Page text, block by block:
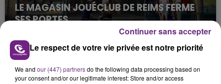
LE MAGASIN JOUÉCLUB DE REIMS FERME
SES PORTES
C'était l'une des institutions du centre-ville
rémois. Le magasin JouéClub est contraint de
fermer ses portes.
TITRES DIFFUSÉS
Le respect de votre vie privée est notre priorité
We and our (447) partnersdo the following data processing based on
your consent and/or our legitimate interest: Store and/or access
Continuer sans accepter